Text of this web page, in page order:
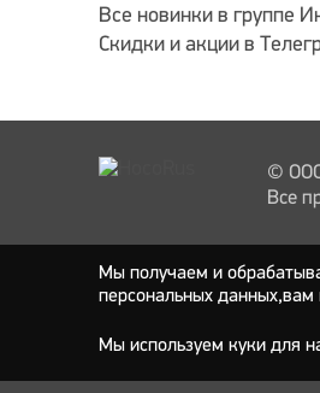
Все новинки в группе
Скидки и акции в
©
Все
Мы получаем и
персональных данных,вам
Мы используем куки для